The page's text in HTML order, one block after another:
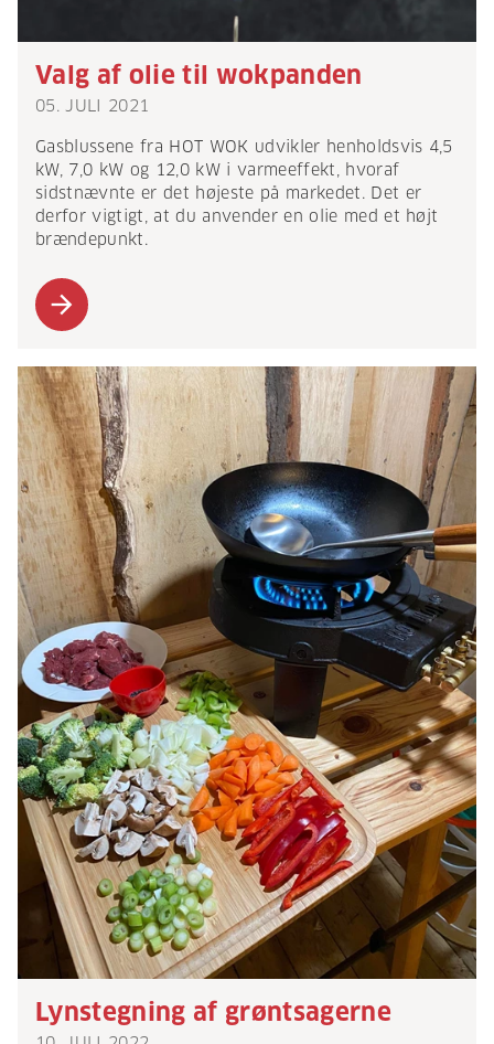
Valg af olie til wokpanden
05. JULI 2021
Gasblussene fra HOT WOK udvikler henholdsvis 4,5
kW, 7,0 kW og 12,0 kW i varmeeffekt, hvoraf
sidstnævnte er det højeste på markedet. Det er
derfor vigtigt, at du anvender en olie med et højt
brændepunkt.
arrow_forward
Lynstegning af grøntsagerne